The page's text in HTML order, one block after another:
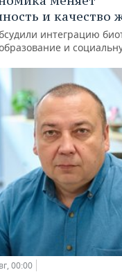
и качество
интеграцию
и
00:00